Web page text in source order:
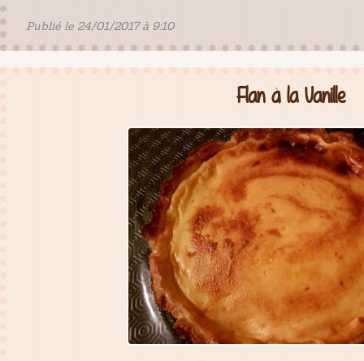
Publié le 24/01/2017 à 9:10
Flan à la Vanille